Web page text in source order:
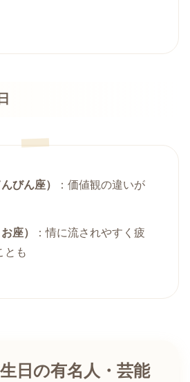
びん座）
：価値観の違いが
座）
：情に流されやすく疲
とも
日の有名人・芸能